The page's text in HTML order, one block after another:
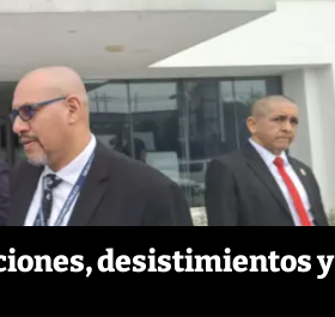
desistimientos y